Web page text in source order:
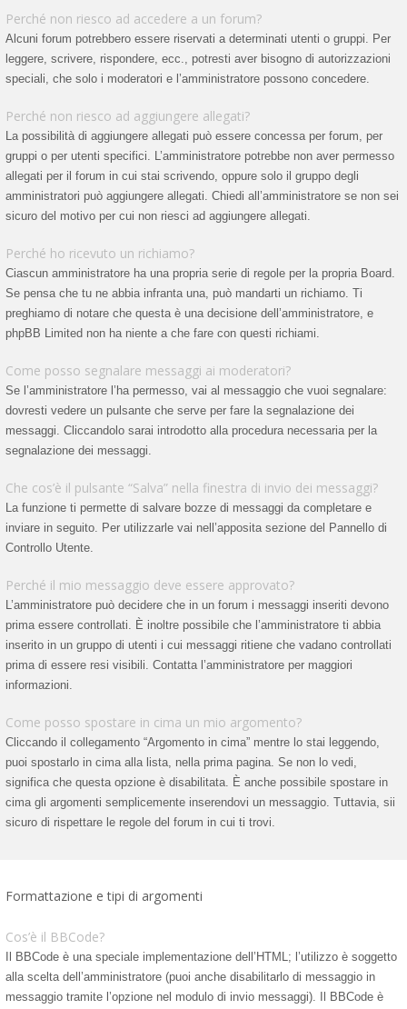
Perché non riesco ad accedere a un forum?
Alcuni forum potrebbero essere riservati a determinati utenti o gruppi. Per
leggere, scrivere, rispondere, ecc., potresti aver bisogno di autorizzazioni
speciali, che solo i moderatori e l’amministratore possono concedere.
Perché non riesco ad aggiungere allegati?
La possibilità di aggiungere allegati può essere concessa per forum, per
gruppi o per utenti specifici. L’amministratore potrebbe non aver permesso
allegati per il forum in cui stai scrivendo, oppure solo il gruppo degli
amministratori può aggiungere allegati. Chiedi all’amministratore se non sei
sicuro del motivo per cui non riesci ad aggiungere allegati.
Perché ho ricevuto un richiamo?
Ciascun amministratore ha una propria serie di regole per la propria Board.
Se pensa che tu ne abbia infranta una, può mandarti un richiamo. Ti
preghiamo di notare che questa è una decisione dell’amministratore, e
phpBB Limited non ha niente a che fare con questi richiami.
Come posso segnalare messaggi ai moderatori?
Se l’amministratore l’ha permesso, vai al messaggio che vuoi segnalare:
dovresti vedere un pulsante che serve per fare la segnalazione dei
messaggi. Cliccandolo sarai introdotto alla procedura necessaria per la
segnalazione dei messaggi.
Che cos’è il pulsante “Salva” nella finestra di invio dei messaggi?
La funzione ti permette di salvare bozze di messaggi da completare e
inviare in seguito. Per utilizzarle vai nell’apposita sezione del Pannello di
Controllo Utente.
Perché il mio messaggio deve essere approvato?
L’amministratore può decidere che in un forum i messaggi inseriti devono
prima essere controllati. È inoltre possibile che l’amministratore ti abbia
inserito in un gruppo di utenti i cui messaggi ritiene che vadano controllati
prima di essere resi visibili. Contatta l’amministratore per maggiori
informazioni.
Come posso spostare in cima un mio argomento?
Cliccando il collegamento “Argomento in cima” mentre lo stai leggendo,
puoi spostarlo in cima alla lista, nella prima pagina. Se non lo vedi,
significa che questa opzione è disabilitata. È anche possibile spostare in
cima gli argomenti semplicemente inserendovi un messaggio. Tuttavia, sii
sicuro di rispettare le regole del forum in cui ti trovi.
Formattazione e tipi di argomenti
Cos’è il BBCode?
Il BBCode è una speciale implementazione dell’HTML; l’utilizzo è soggetto
alla scelta dell’amministratore (puoi anche disabilitarlo di messaggio in
messaggio tramite l’opzione nel modulo di invio messaggi). Il BBCode è